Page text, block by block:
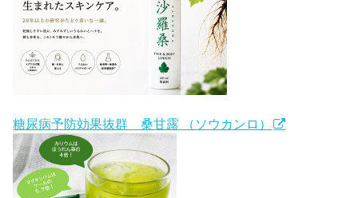
糖尿病予防効果抜群 桑甘露 （ソウカンロ）